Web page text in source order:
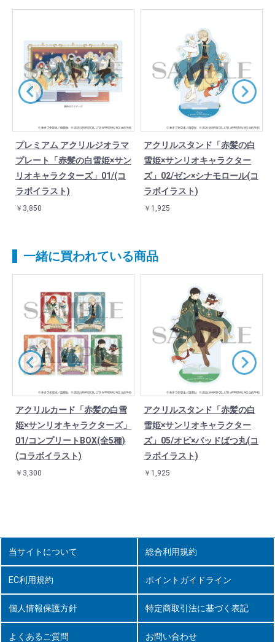
プレミアム アクリルジオラマ
プレート「赤髪の白雪姫×サン
リオキャラクターズ」01/(コ
ラボイラスト)
￥3,850
アクリルスタンド「赤髪の白
雪姫×サンリオキャラクター
ズ」02/ゼン×シナモロール(コ
ラボイラスト)
￥1,925
一緒に買われている商品
アクリルカード「赤髪の白雪
姫×サンリオキャラクターズ」
01/コンプリートBOX(全5種)
(コラボイラスト)
￥3,300
アクリルスタンド「赤髪の白
雪姫×サンリオキャラクター
ズ」05/オビ×バッドばつ丸(コ
ラボイラスト)
￥1,925
当サイトについて 総合利用規約
EC利用規約 ポイントガイドライン
個人情報保護方針 特定商取引法に基づく表記
よくあるご質問 お問い合わせ